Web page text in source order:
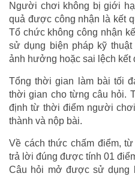
Người chơi không bị giới
quả được công nhận là kết
Tổ chức không công nhận
sử dụng biện pháp kỹ
ảnh hưởng hoặc sai lệch kết
Tổng thời gian làm bài tối
thời gian cho từng câu hỏi.
định từ thời điểm người
thành và nộp bài.
Về cách thức chấm điểm,
trả lời đúng được tính 01
Câu hỏi mở được sử dụng